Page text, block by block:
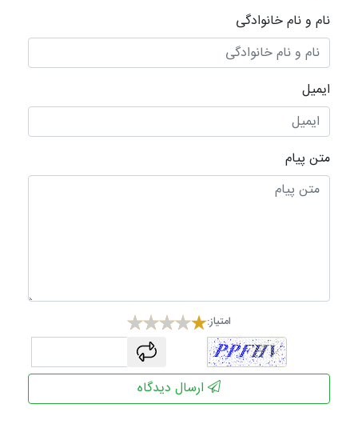
نام و نام خانوادگی
ایمیل
متن پیام
امتیاز:
captcha
ارسال دیدگاه